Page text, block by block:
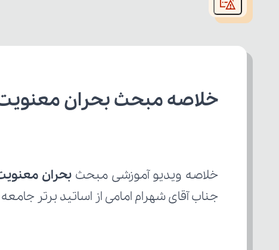
خلاصه مبحث بحران
خلاصه ویدیو آموزشی مبحث بحران
جناب آقای شهرام امامی از اساتید برتر